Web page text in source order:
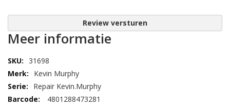
Review versturen
Meer informatie
31698
Kevin Murphy
Repair Kevin.Murphy
4801288473281